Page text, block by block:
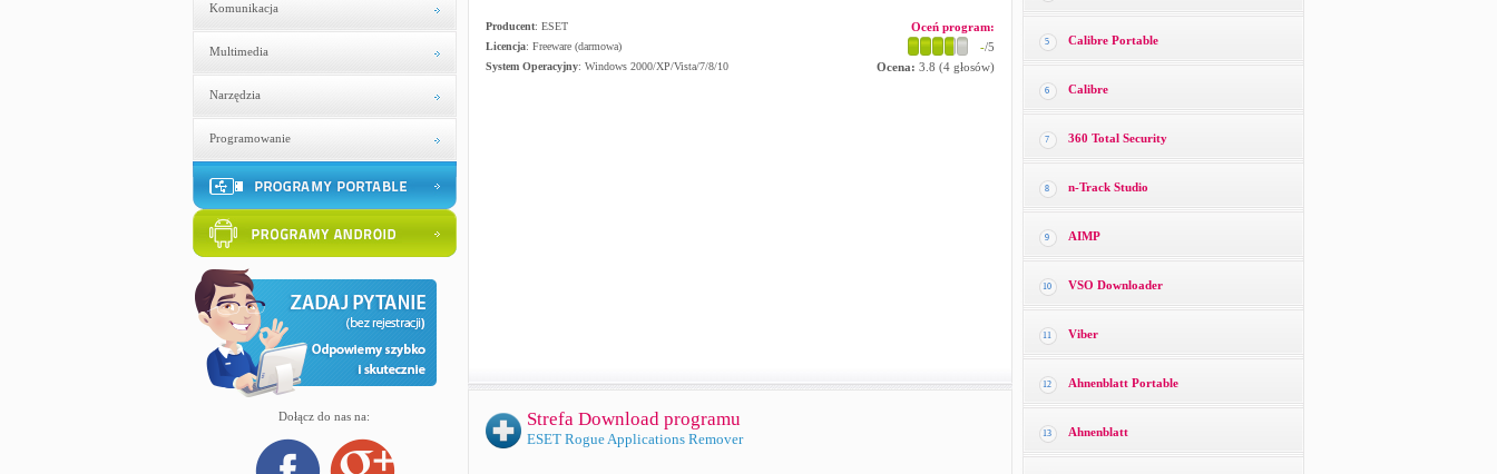
Komunikacja
Multimedia
Narzędzia
Programowanie
Dołącz do nas na:
Producent: ESET
Licencja: Freeware (darmowa)
System Operacyjny: Windows 2000/XP/Vista/7/8/10
Oceń program:
-/5
Ocena: 3.8 (4głosów)
Strefa Download programu
ESET Rogue Applications Remover
5 Calibre Portable
6 Calibre
7 360 Total Security
8 n-Track Studio
9 AIMP
10 VSO Downloader
11 Viber
12 Ahnenblatt Portable
13 Ahnenblatt